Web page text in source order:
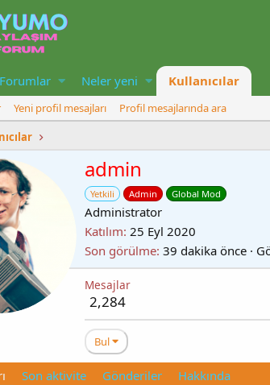
Forumlar Neler yeni Kullanıcılar
Yeni profil mesajları
Profil mesajlarında ara
admin
Yetkili Admin Global Mod
Administrator
Katılım 25 Eyl 2020
Son görülme 39 dakika önce ·
Mesajlar
2,284
Bul
Son aktivite Gönderiler Hakkında